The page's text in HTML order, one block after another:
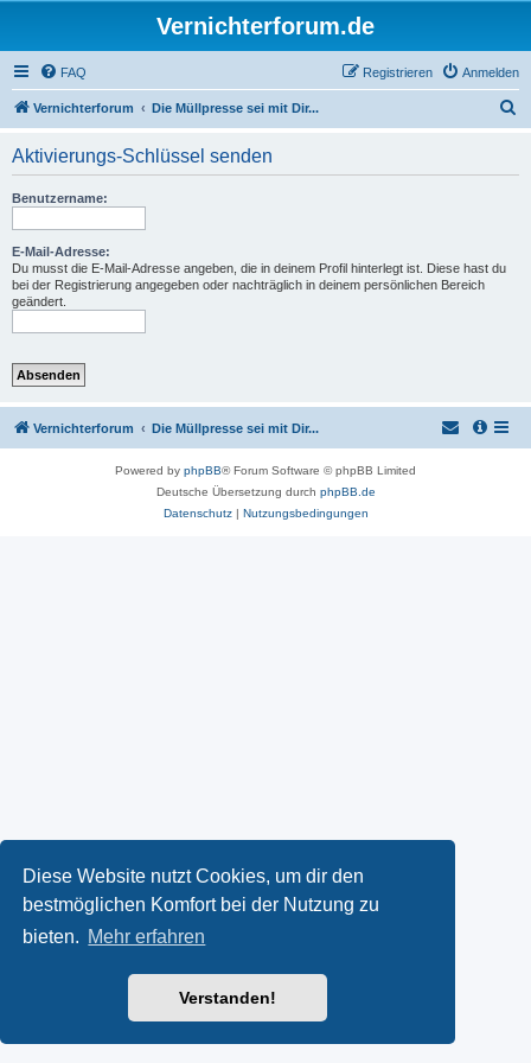
Diese Website nutzt Cookies, um dir den
bestmöglichen Komfort bei der Nutzung zu
bieten. Mehr erfahren
Verstanden!
Vernichterforum.de
FAQ Anmelden
Registrieren
Vernichterforum Die Müllpresse sei mit Dir...
Aktivierungs-Schlüssel senden
Benutzername:
E-Mail-Adresse:
Du musst die E-Mail-Adresse angeben, die in deinem Profil hinterlegt ist. Diese hast du
bei der Registrierung angegeben oder nachträglich in deinem persönlichen Bereich
geändert.
Vernichterforum Die Müllpresse sei mit Dir...
Powered by phpBB® Forum Software © phpBB Limited
Deutsche Übersetzung durch phpBB.de
Datenschutz| Nutzungsbedingungen